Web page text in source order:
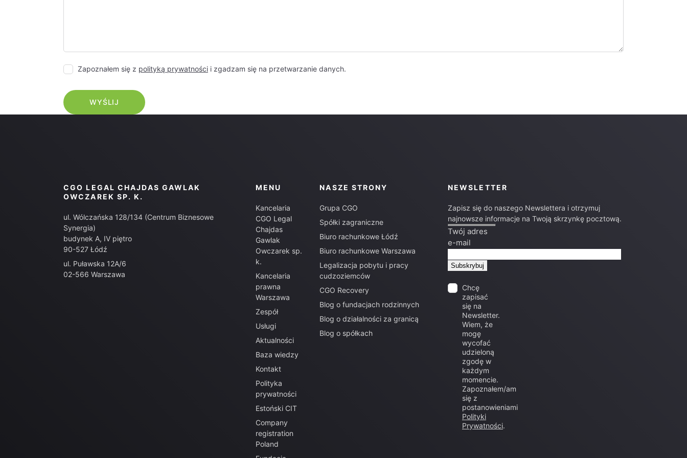
Zapoznałem się z polityką prywatności i zgadzam się na przetwarzanie danych.
CGO LEGAL CHAJDAS GAWLAK
OWCZAREK SP. K.
ul. Wólczańska 128/134 (Centrum Biznesowe
Synergia)
budynek A, IV piętro
90-527 Łódź
ul. Puławska 12A/6
02-566 Warszawa
MENU
Kancelaria
CGO Legal
Chajdas
Gawlak
Owczarek sp.
k.
Kancelaria
prawna
Warszawa
Zespół
Usługi
Aktualności
Baza wiedzy
Kontakt
Polityka
prywatności
Estoński CIT
Company
registration
Poland
NASZE STRONY
Grupa CGO
Spółki zagraniczne
Biuro rachunkowe Łódź
Biuro rachunkowe Warszawa
Legalizacja pobytu i pracy
cudzoziemców
CGO Recovery
Blog o fundacjach rodzinnych
Blog o działalności za granicą
Blog o spółkach
NEWSLETTER
Zapisz się do naszego Newslettera i otrzymuj
najnowsze informacje na Twoją skrzynkę pocztową.
Twój adres
e-mail
Chcę
zapisać
się na
Newsletter.
Wiem, że
mogę
wycofać
udzieloną
zgodę w
każdym
momencie.
Zapoznałem/am
się z
postanowieniami
Polityki
Prywatności.